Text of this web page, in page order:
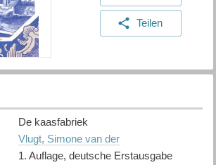
Teilen
De kaasfabriek
Vlugt, Simone van der
1. Auflage, deutsche Erstausgabe